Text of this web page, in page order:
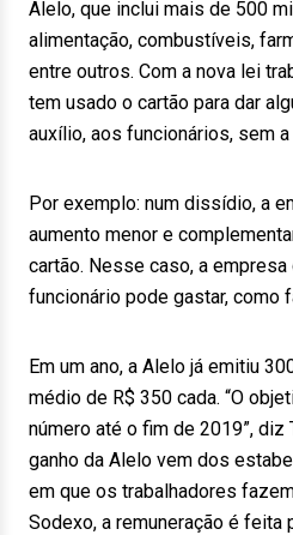
Alelo, que inclui mais de 500
alimentação, combustíveis,
entre outros. Com a nova lei
tem usado o cartão para dar
auxílio, aos funcionários, sem
Por exemplo: num dissídio, a
aumento menor e
cartão. Nesse caso, a
funcionário pode gastar, como
Em um ano, a Alelo já emitiu
médio de R$ 350 cada. “O
número até o fim de 2019”,
ganho da Alelo vem dos
em que os trabalhadores
Sodexo, a remuneração é feita